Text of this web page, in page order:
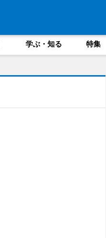
学ぶ・知る 特集